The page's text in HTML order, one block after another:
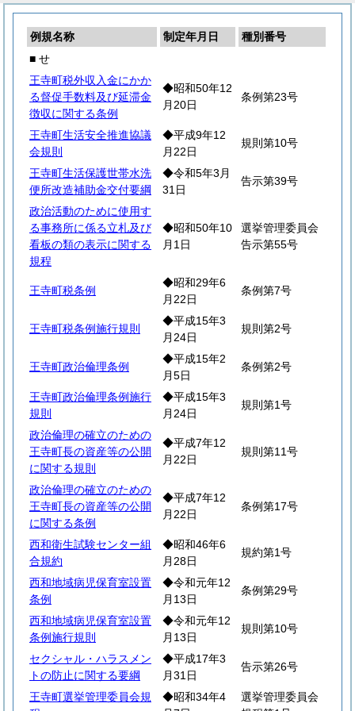
例規名称 制定年月日
種別番号
■ せ
王寺町税外収入金にかか
る督促手数料及び延滞金
徴収に関する条例
◆昭和50年12
月20日
条例第23号
王寺町生活安全推進協議
会規則
◆平成9年12
月22日
規則第10号
王寺町生活保護世帯水洗
便所改造補助金交付要綱
◆令和5年3月
31日
告示第39号
政治活動のために使用す
る事務所に係る立札及び
看板の類の表示に関する
規程
◆昭和50年10
月1日
選挙管理委員会
告示第55号
王寺町税条例
◆昭和29年6
月22日
条例第7号
王寺町税条例施行規則
◆平成15年3
月24日
規則第2号
王寺町政治倫理条例
◆平成15年2
月5日
条例第2号
王寺町政治倫理条例施行
規則
◆平成15年3
月24日
規則第1号
政治倫理の確立のための
王寺町長の資産等の公開
に関する規則
◆平成7年12
月22日
規則第11号
政治倫理の確立のための
王寺町長の資産等の公開
に関する条例
◆平成7年12
月22日
条例第17号
西和衛生試験センター組
合規約
◆昭和46年6
月28日
規約第1号
西和地域病児保育室設置
条例
◆令和元年12
月13日
条例第29号
西和地域病児保育室設置
条例施行規則
◆令和元年12
月13日
規則第10号
セクシャル・ハラスメン
トの防止に関する要綱
◆平成17年3
月31日
告示第26号
王寺町選挙管理委員会規
◆昭和34年4
選挙管理委員会